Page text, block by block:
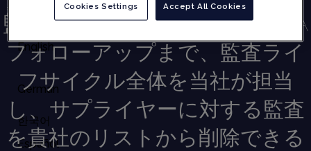
語
English
German
한국어
Español
監査の準備、実施、報告、CAPA
フォローアップまで、監査ライ
フサイクル全体を当社が担当
し、サプライヤーに対する監査
を貴社のリストから削除できる
Accept All Cookies
Cookies Settings